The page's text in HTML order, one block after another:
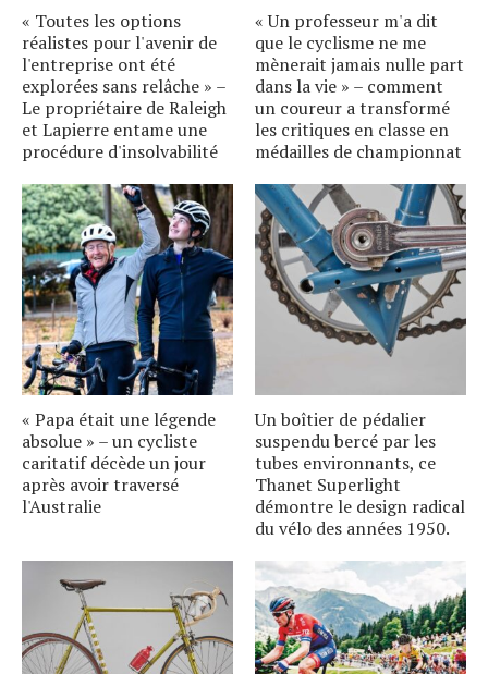
« Toutes les options
réalistes pour l'avenir de
l'entreprise ont été
explorées sans relâche » –
Le propriétaire de Raleigh
et Lapierre entame une
procédure d'insolvabilité
« Un professeur m'a dit
que le cyclisme ne me
mènerait jamais nulle part
dans la vie » – comment
un coureur a transformé
les critiques en classe en
médailles de championnat
« Papa était une légende
absolue » – un cycliste
caritatif décède un jour
après avoir traversé
l'Australie
Un boîtier de pédalier
suspendu bercé par les
tubes environnants, ce
Thanet Superlight
démontre le design radical
du vélo des années 1950.